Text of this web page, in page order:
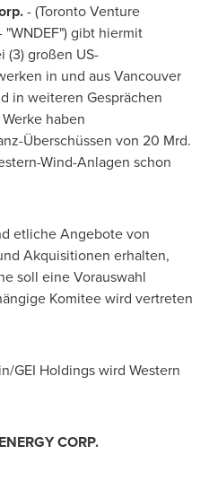
- (Toronto Venture
"WNDEF") gibt hiermit
(3) großen US-
in und ausVancouver
in weiteren Gesprächen
haben
Überschüssen von 20 Mrd.
Wind-Anlagen schon
etliche Angebote von
Akquisitionen erhalten,
soll eine Vorauswahl
Komitee wird vertreten
/GEI Holdings wird Western
CORP.